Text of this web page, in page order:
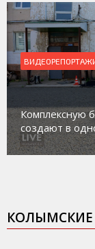
Комплексную
создают в